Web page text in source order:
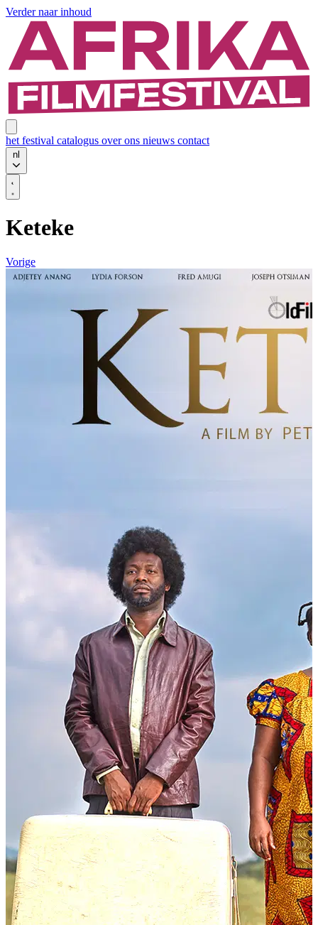
Verder naar inhoud
het festival catalogus over ons nieuws contact
nl
Keteke
Vorige